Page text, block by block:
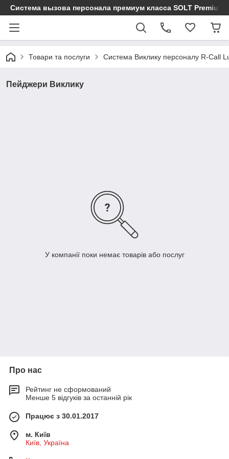
Cистема вызова персонала премиум класса SOLT Premium
Товари та послуги Система Виклику персоналу R-Call
Пейджери Виклику
У компанії поки немає товарів або послуг
Про нас
Рейтинг не сформований
Менше 5 відгуків за останній рік
Працює з 30.01.2017
м. Київ
Київ, Україна